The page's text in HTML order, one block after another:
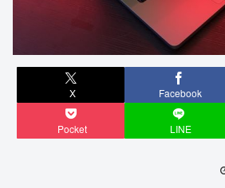
X Facebook
Pocket LINE